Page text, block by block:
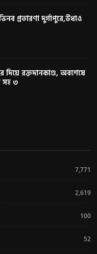
প্রতারণা দুর্গাপুরে,উধাও
দিয়ে রক্তদানকাণ্ড, অবশেষে
সহ ৩
7,771
2,619
100
52